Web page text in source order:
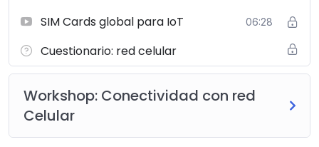
SIM Cards global para IoT 06:28
Cuestionario: red celular
Workshop: Conectividad con red
Celular